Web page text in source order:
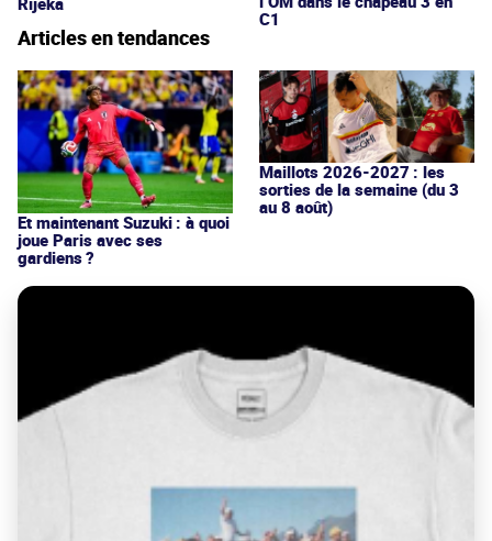
C1
Articles en tendances
Et maintenant Suzuki : à quoi
joue Paris avec ses
gardiens ?
Maillots 2026-2027 : les
sorties de la semaine (du 3
au 8 août)